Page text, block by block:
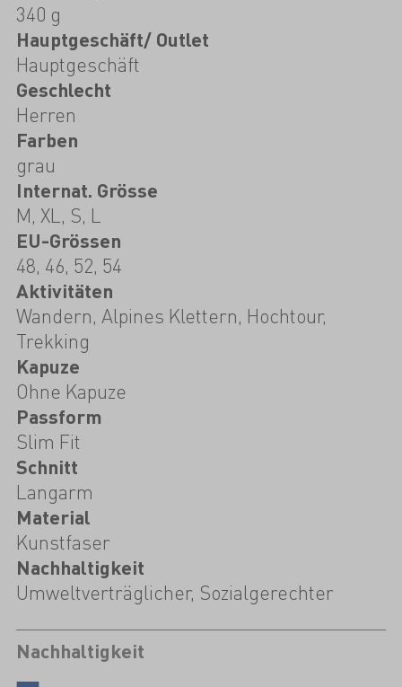
340 g
Hauptgeschäft/ Outlet
Hauptgeschäft
Geschlecht
Herren
Farben
grau
Internat. Grösse
M, XL, S, L
EU-Grössen
48, 46, 52, 54
Aktivitäten
Wandern, Alpines Klettern, Hochtour,
Trekking
Kapuze
Ohne Kapuze
Passform
Slim Fit
Schnitt
Langarm
Material
Kunstfaser
Nachhaltigkeit
Umweltverträglicher, Sozialgerechter
Nachhaltigkeit